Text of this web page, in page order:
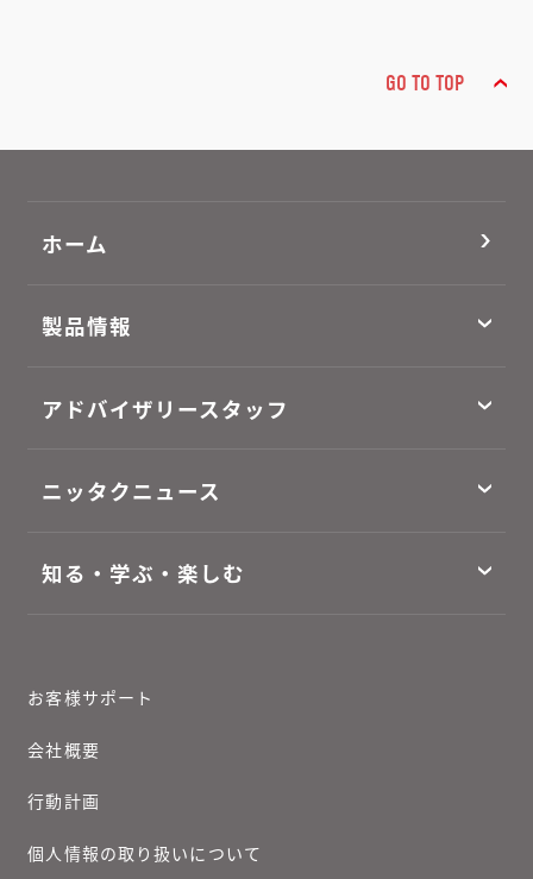
GO TO TOP
ホーム
製品情報
アドバイザリースタッフ
ニッタクニュース
知る・学ぶ・楽しむ
お客様サポート
会社概要
行動計画
個人情報の取り扱いについて